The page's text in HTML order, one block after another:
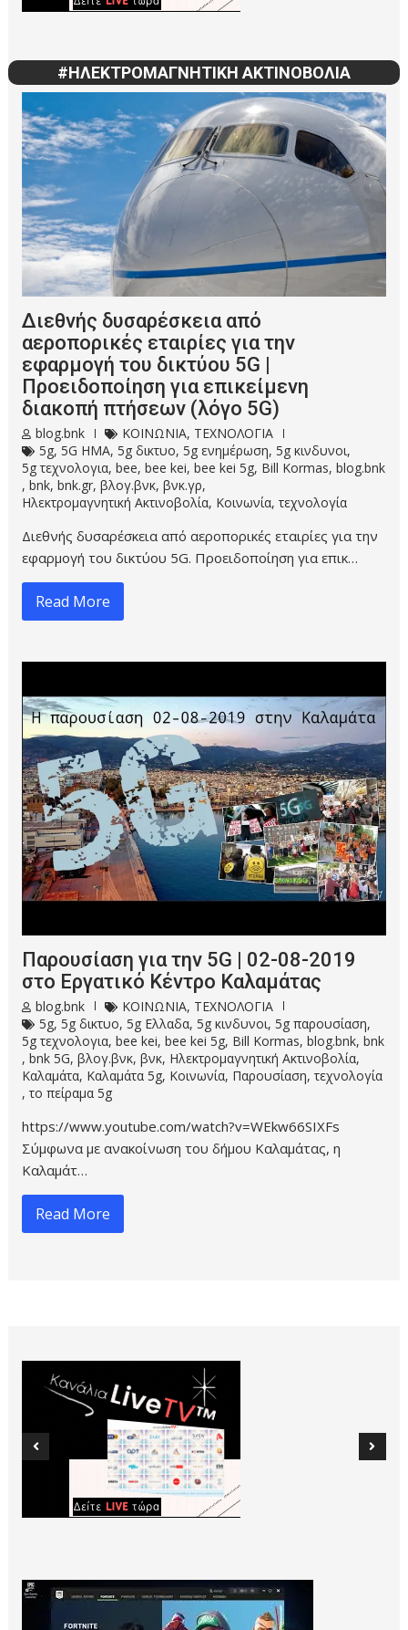
#ΗΛΕΚΤΡΟΜΑΓΝΗΤΙΚΗ ΑΚΤΙΝΟΒΟΛΙΑ
Διεθνής δυσαρέσκεια από
αεροπορικές εταιρίες για την
εφαρμογή του δικτύου 5G |
Προειδοποίηση για επικείμενη
διακοπή πτήσεων (λόγο 5G)
blog.bnk ΚΟΙΝΩΝΙΑ, ΤΕΧΝΟΛΟΓΙΑ
5g,5G HMA,5g δικτυο,5g ενημέρωση,5g κινδυνοι,
5g τεχνολογια,bee,bee kei,bee kei 5g, Bill Kormas,blog.bnk
,bnk,bnk.gr,βλογ.βνκ,βνκ.γρ,
Ηλεκτρομαγνητική Ακτινοβολία, Κοινωνία,τεχνολογία
Διεθνής δυσαρέσκεια από αεροπορικές εταιρίες για την
εφαρμογή του δικτύου 5G. Προειδοποίηση για επικ…
Read More
Παρουσίαση για την 5G | 02-08-2019
στο Εργατικό Κέντρο Καλαμάτας
blog.bnk ΚΟΙΝΩΝΙΑ, ΤΕΧΝΟΛΟΓΙΑ
5g,5g δικτυο,5g Ελλαδα,5g κινδυνοι,5g παρουσίαση,
5g τεχνολογια,bee kei,bee kei 5g, Bill Kormas,blog.bnk,bnk
,bnk 5G,βλογ.βνκ,βνκ, Ηλεκτρομαγνητική Ακτινοβολία,
Καλαμάτα, Καλαμάτα 5g, Κοινωνία, Παρουσίαση,τεχνολογία
,το πείραμα 5g
https://www.youtube.com/watch?v=WEkw66SIXFs
Σύμφωνα με ανακοίνωση του δήμου Καλαμάτας, η
Καλαμάτ…
Read More